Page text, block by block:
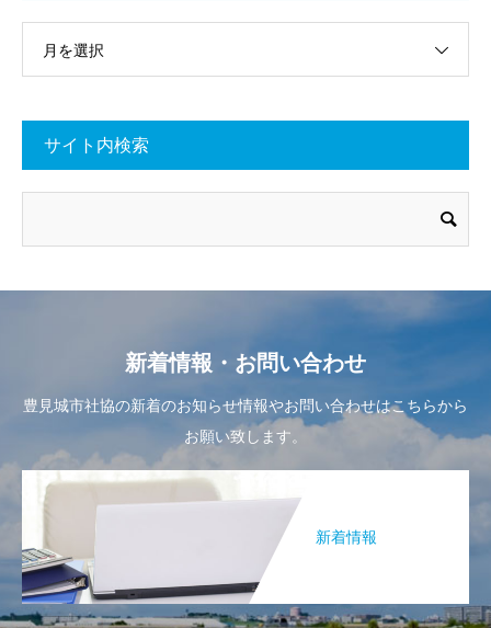
月を選択
サイト内検索
新着情報・お問い合わせ
豊見城市社協の新着のお知らせ情報やお問い合わせはこちらから
お願い致します。
新着情報